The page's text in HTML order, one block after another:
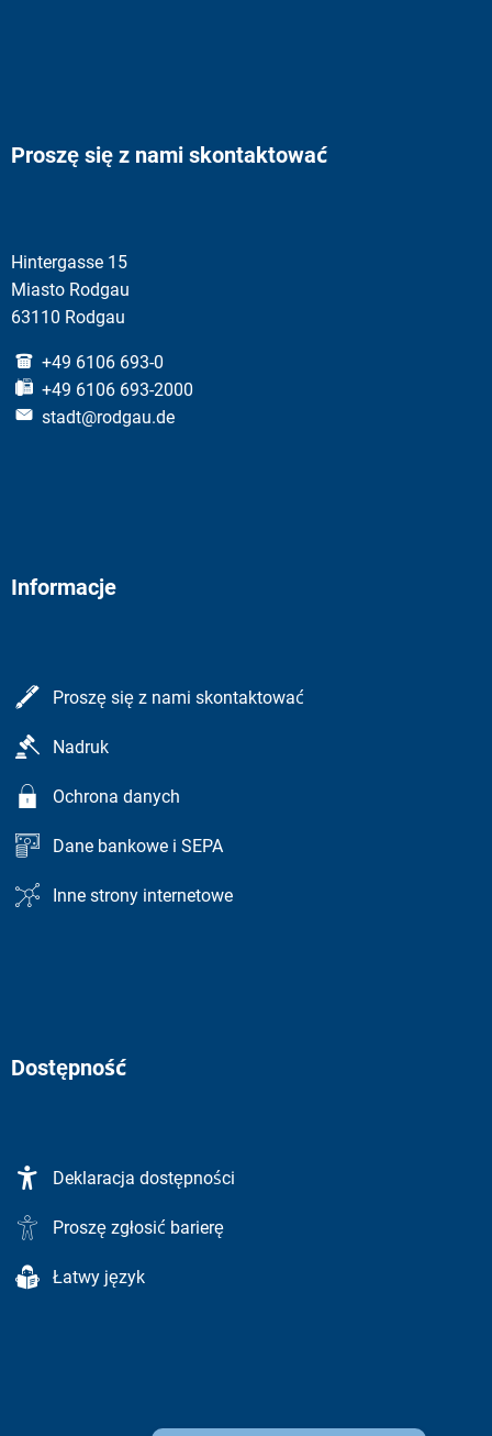
Proszę się z nami skontaktować
Hintergasse 15
Miasto Rodgau
63110 Rodgau
+49 6106 693-0
+49 6106 693-2000
stadt@rodgau.de
Informacje
Proszę się z nami skontaktować
Nadruk
Ochrona danych
Dane bankowe i SEPA
Inne strony internetowe
Dostępność
Deklaracja dostępności
Proszę zgłosić barierę
Łatwy język